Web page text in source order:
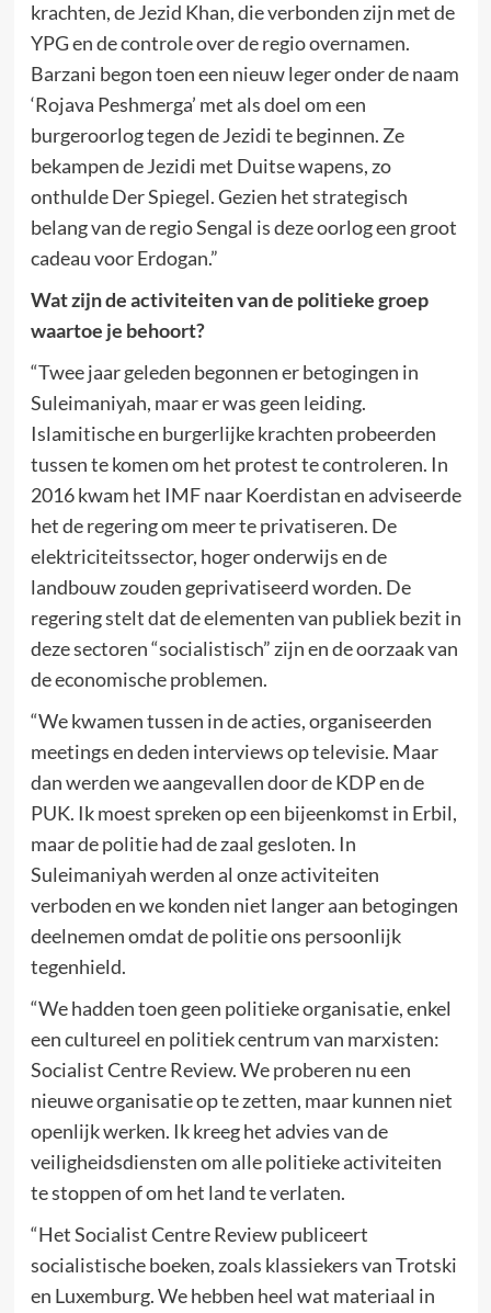
krachten, de Jezid Khan, die verbonden zijn met de
YPG en de controle over de regio overnamen.
Barzani begon toen een nieuw leger onder de naam
‘Rojava Peshmerga’ met als doel om een
burgeroorlog tegen de Jezidi te beginnen. Ze
bekampen de Jezidi met Duitse wapens, zo
onthulde Der Spiegel. Gezien het strategisch
belang van de regio Sengal is deze oorlog een groot
cadeau voor Erdogan.”
Wat zijn de activiteiten van de politieke groep
waartoe je behoort?
“Twee jaar geleden begonnen er betogingen in
Suleimaniyah, maar er was geen leiding.
Islamitische en burgerlijke krachten probeerden
tussen te komen om het protest te controleren. In
2016 kwam het IMF naar Koerdistan en adviseerde
het de regering om meer te privatiseren. De
elektriciteitssector, hoger onderwijs en de
landbouw zouden geprivatiseerd worden. De
regering stelt dat de elementen van publiek bezit in
deze sectoren “socialistisch” zijn en de oorzaak van
de economische problemen.
“We kwamen tussen in de acties, organiseerden
meetings en deden interviews op televisie. Maar
dan werden we aangevallen door de KDP en de
PUK. Ik moest spreken op een bijeenkomst in Erbil,
maar de politie had de zaal gesloten. In
Suleimaniyah werden al onze activiteiten
verboden en we konden niet langer aan betogingen
deelnemen omdat de politie ons persoonlijk
tegenhield.
“We hadden toen geen politieke organisatie, enkel
een cultureel en politiek centrum van marxisten:
Socialist Centre Review. We proberen nu een
nieuwe organisatie op te zetten, maar kunnen niet
openlijk werken. Ik kreeg het advies van de
veiligheidsdiensten om alle politieke activiteiten
te stoppen of om het land te verlaten.
“Het Socialist Centre Review publiceert
socialistische boeken, zoals klassiekers van Trotski
en Luxemburg. We hebben heel wat materiaal in